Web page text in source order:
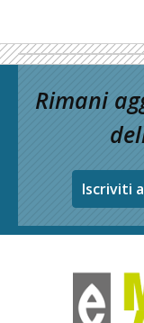
Rimani
Iscriviti